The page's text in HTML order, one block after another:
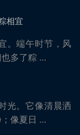
相宜
。端午时节，风
多了粽 …
光。它像清晨洒
像夏日 …